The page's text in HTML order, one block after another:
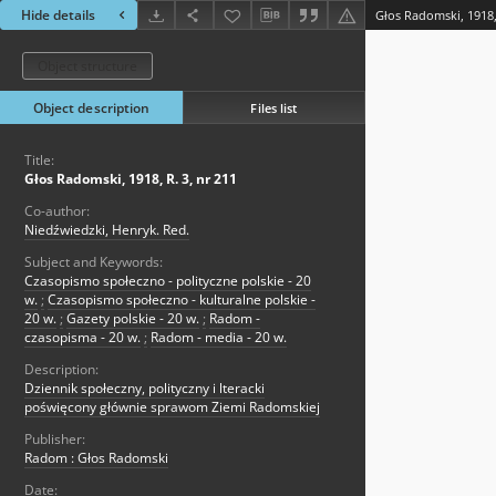
Hide details Głos Radomski,
Object description Files list
Title:
Głos Radomski, 1918, R. 3, nr 211
Co-author:
Niedźwiedzki, Henryk. Red.
Subject and Keywords:
Czasopismo społeczno - polityczne polskie - 20
w. ; Czasopismo społeczno - kulturalne polskie -
20 w. ; Gazety polskie - 20 w. ; Radom -
czasopisma - 20 w. ; Radom - media - 20 w.
Description:
Dziennik społeczny, polityczny i lteracki
poświęcony głównie sprawom Ziemi Radomskiej
Publisher:
Radom : Głos Radomski
Date: